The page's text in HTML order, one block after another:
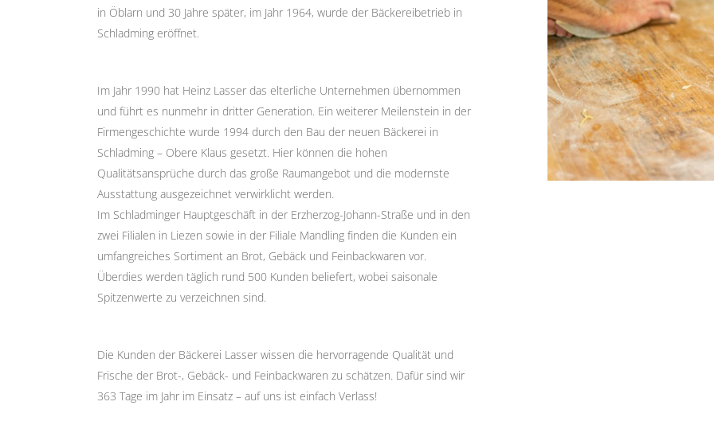
in Öblarn und 30 Jahre später, im Jahr 1964, wurde der Bäckereibetrieb in
Schladming eröffnet.
Im Jahr 1990 hat Heinz Lasser das elterliche Unternehmen übernommen
und führt es nunmehr in dritter Generation. Ein weiterer Meilenstein in der
Firmengeschichte wurde 1994 durch den Bau der neuen Bäckerei in
Schladming – Obere Klaus gesetzt. Hier können die hohen
Qualitätsansprüche durch das große Raumangebot und die modernste
Ausstattung ausgezeichnet verwirklicht werden.
Im Schladminger Hauptgeschäft in der Erzherzog-Johann-Straße und in den
zwei Filialen in Liezen sowie in der Filiale Mandling finden die Kunden ein
umfangreiches Sortiment an Brot, Gebäck und Feinbackwaren vor.
Überdies werden täglich rund 500 Kunden beliefert, wobei saisonale
Spitzenwerte zu verzeichnen sind.
Die Kunden der Bäckerei Lasser wissen die hervorragende Qualität und
Frische der Brot-, Gebäck- und Feinbackwaren zu schätzen. Dafür sind wir
363 Tage im Jahr im Einsatz – auf uns ist einfach Verlass!